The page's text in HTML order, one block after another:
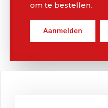
om te bestellen.
Aanmelden